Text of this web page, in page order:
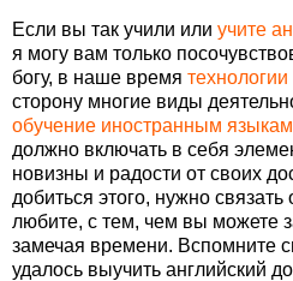
Если вы так учили или учите
я могу вам только
богу, в наше время технологии
сторону многие виды
обучение иностранным языкам
должно включать в себя
новизны и радости от своих
добиться этого, нужно
любите, с тем, чем вы можете
замечая времени. Вспомните
удалось выучить английский